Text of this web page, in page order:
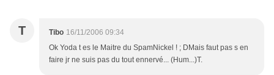
T Tibo 16/11/2006 09:34
Ok Yoda t es le Maitre du SpamNickel ! ; DMais faut pas s en
faire jr ne suis pas du tout ennervé... (Hum...)T.